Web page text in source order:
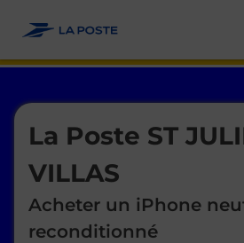
La Poste ST
VILLAS
Acheter un iPhone
reconditionné
Le lien s'ouvre dans un nouvel